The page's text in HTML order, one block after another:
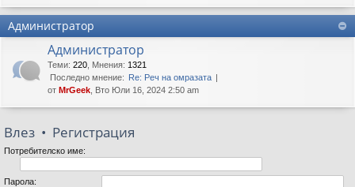
Администратор
Администратор
Теми: 220 Мнения: 1321
Последно мнение: Re: Реч на омразата
от MrGeek , Вто Юли 16, 2024 2:50 am
Влез • Регистрация
Потребителско име:
Парола: